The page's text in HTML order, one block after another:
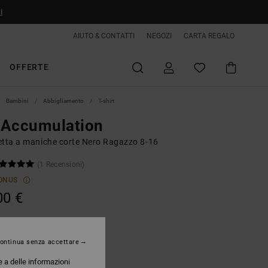
AIUTO & CONTATTI NEGOZI CARTA REGALO
OFFERTE
Bambini Abbigliamento T-shirt
Accumulation
a maniche corte Nero Ragazzo 8-16
(1 Recensioni)
€
a delle informazioni
senza accettare